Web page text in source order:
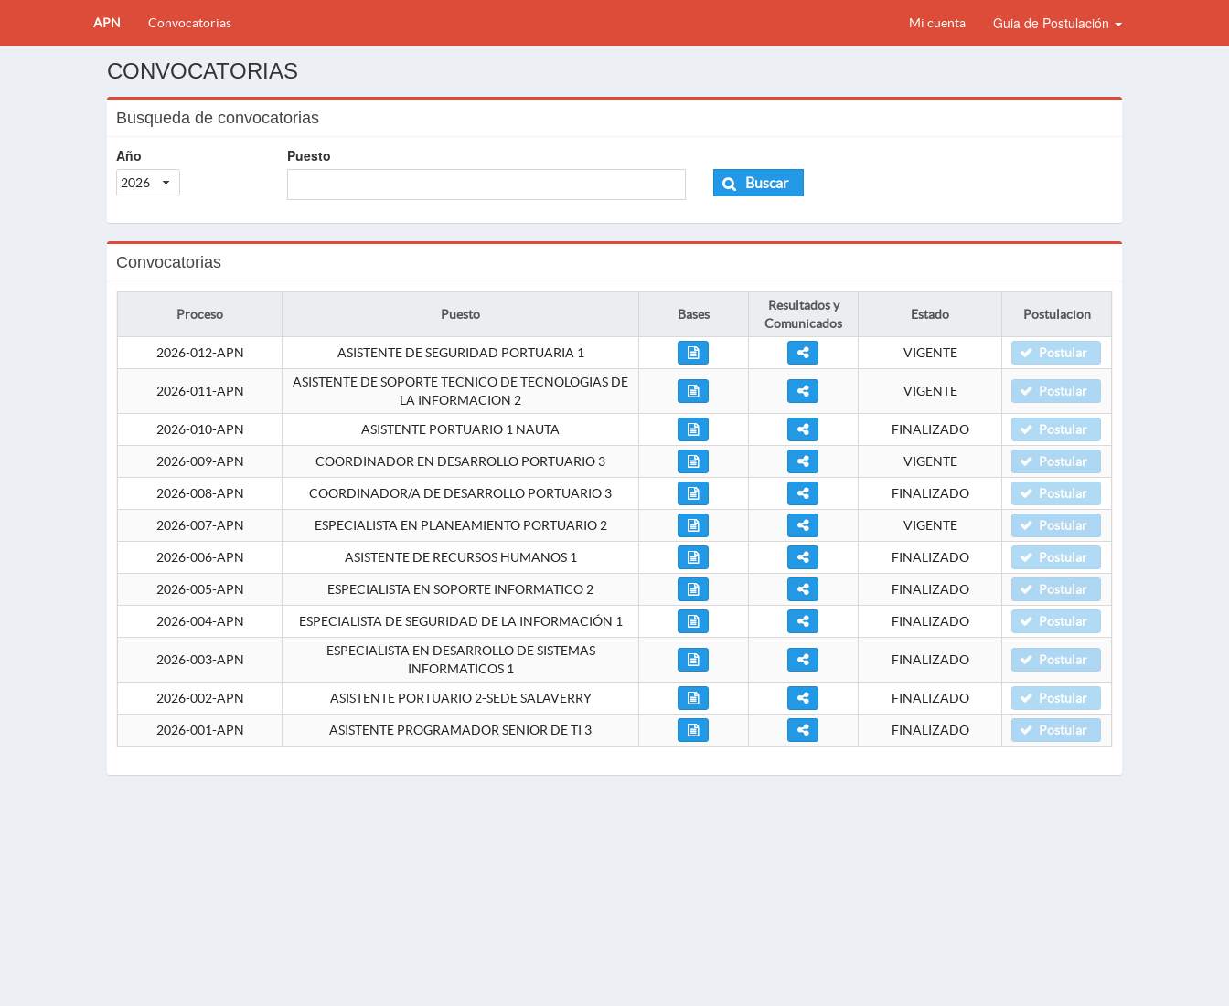
APN Convocatorias Mi cuenta Guia de Postulación
CONVOCATORIAS
Busqueda de convocatorias
Año
2026
Puesto
Buscar
Convocatorias
Proceso Puesto Bases
Resultados y
Comunicados
Estado Postulacion
2026-012-APN ASISTENTE DE SEGURIDAD PORTUARIA 1 VIGENTE Postular
2026-011-APN
ASISTENTE DE SOPORTE TECNICO DE TECNOLOGIAS DE
LA INFORMACION 2
VIGENTE Postular
2026-010-APN ASISTENTE PORTUARIO 1 NAUTA FINALIZADO Postular
2026-009-APN COORDINADOR EN DESARROLLO PORTUARIO 3 VIGENTE Postular
2026-008-APN COORDINADOR/A DE DESARROLLO PORTUARIO 3 FINALIZADO Postular
2026-007-APN ESPECIALISTA EN PLANEAMIENTO PORTUARIO 2 VIGENTE Postular
2026-006-APN ASISTENTE DE RECURSOS HUMANOS 1 FINALIZADO Postular
2026-005-APN ESPECIALISTA EN SOPORTE INFORMATICO 2 FINALIZADO Postular
2026-004-APN ESPECIALISTA DE SEGURIDAD DE LA INFORMACIÓN 1 FINALIZADO Postular
2026-003-APN
ESPECIALISTA EN DESARROLLO DE SISTEMAS
INFORMATICOS 1
FINALIZADO Postular
2026-002-APN ASISTENTE PORTUARIO 2-SEDE SALAVERRY FINALIZADO Postular
2026-001-APN ASISTENTE PROGRAMADOR SENIOR DE TI 3 FINALIZADO Postular